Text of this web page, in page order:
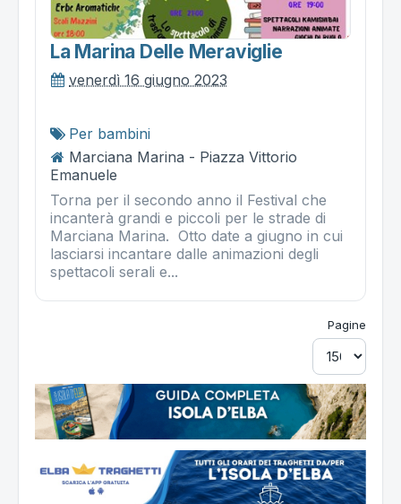
La Marina Delle Meraviglie
venerdì 16 giugno 2023
Per bambini
Marciana Marina - Piazza Vittorio
Emanuele
Torna per il secondo anno il Festival che
incanterà grandi e piccoli per le strade di
Marciana Marina. Otto date a giugno in cui
lasciarsi incantare dalle animazioni degli
spettacoli serali e...
Pagine